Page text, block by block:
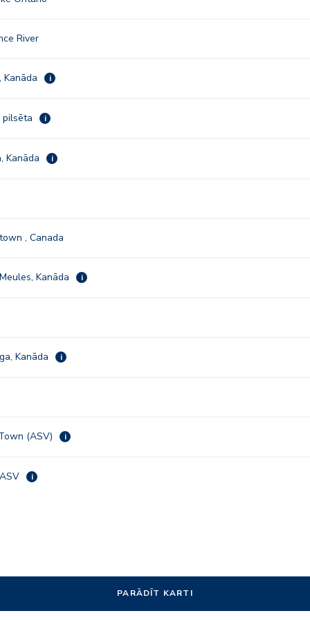
River
Kanāda i
pilsēta i
Kanāda i
, Canada
Kanāda i
Kanāda i
(ASV) i
i
PARĀDĪT KARTI